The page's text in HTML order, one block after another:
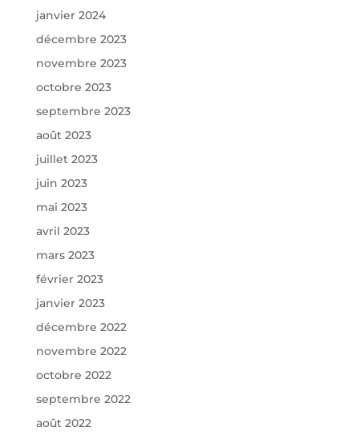
janvier 2024
décembre 2023
novembre 2023
octobre 2023
septembre 2023
août 2023
juillet 2023
juin 2023
mai 2023
avril 2023
mars 2023
février 2023
janvier 2023
décembre 2022
novembre 2022
octobre 2022
septembre 2022
août 2022